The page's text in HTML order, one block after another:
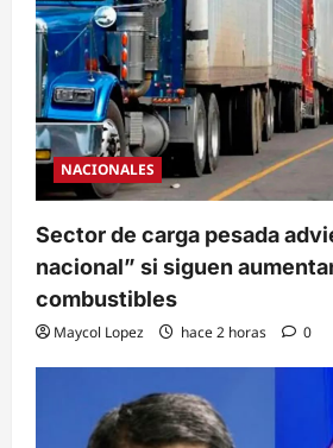
NACIONALES
Sector de carga pesada
nacional” si siguen
combustibles
Maycol Lopez hace 2 horas 0